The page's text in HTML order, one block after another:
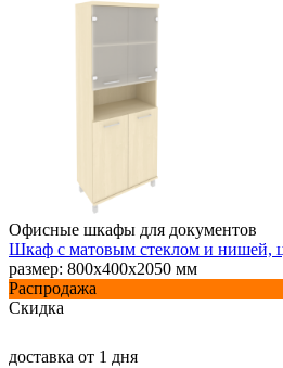
Офисные шкафы для документов
Шкаф с матовым стеклом и нишей,
размер: 800х400х2050 мм
Распродажа
Скидка
доставка от 1 дня